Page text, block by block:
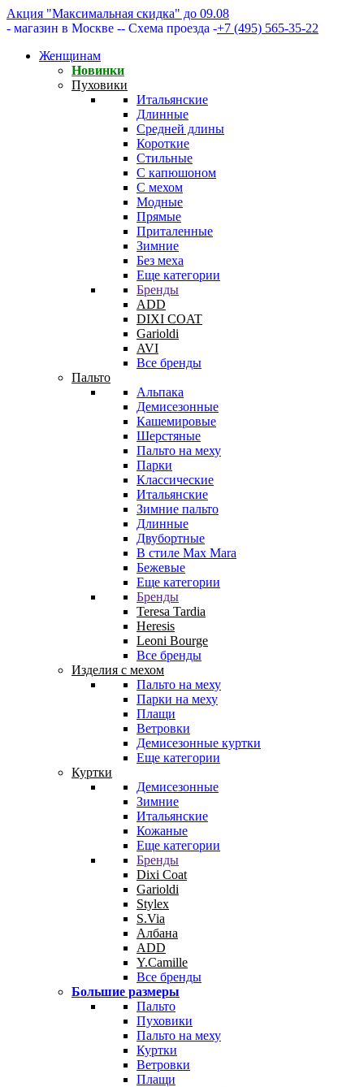
Акция "Максимальная скидка" до 09.08
- магазин в Москве -- Схема проезда -+7 (495) 565-35-22
Женщинам
Новинки
Пуховики
Итальянские
Длинные
Средней длины
Короткие
Стильные
С капюшоном
С мехом
Модные
Прямые
Приталенные
Зимние
Без меха
Еще категории
Бренды
ADD
DIXI COAT
Garioldi
AVI
Все бренды
Пальто
Альпака
Демисезонные
Кашемировые
Шерстяные
Пальто на меху
Парки
Классические
Итальянские
Зимние пальто
Длинные
Двубортные
В стиле Max Mara
Бежевые
Еще категории
Бренды
Teresa Tardia
Heresis
Leoni Bourge
Все бренды
Изделия с мехом
Пальто на меху
Парки на меху
Плащи
Ветровки
Демисезонные куртки
Еще категории
Куртки
Демисезонные
Зимние
Итальянские
Кожаные
Еще категории
Бренды
Dixi Coat
Garioldi
Stylex
S.Via
Албана
ADD
Y.Camille
Все бренды
Большие размеры
Пальто
Пуховики
Пальто на меху
Куртки
Ветровки
Плащи